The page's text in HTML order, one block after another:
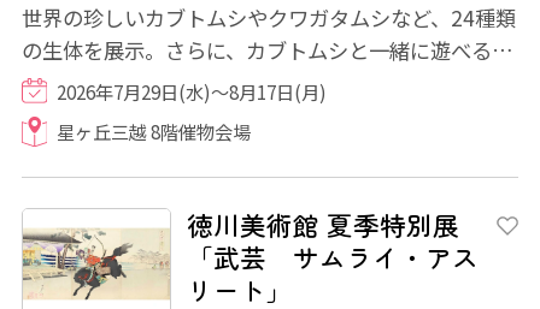
世界の珍しいカブトムシやクワガタムシなど、24種類
の生体を展示。さらに、カブトムシと一緒に遊べる
「ふれあいカブトドーム」や、東南アジアに生...
2026年7月29日(水)～8月17日(月)
星ヶ丘三越 8階催物会場
徳川美術館 夏季特別展
「武芸 サムライ・アス
リート」